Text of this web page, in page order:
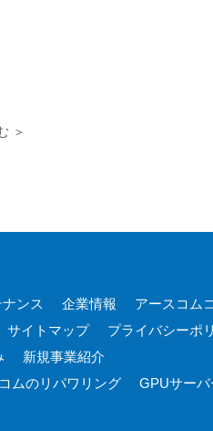
＞
ナンス 企業情報
アースコム
サイトマップ
プライバシーポ
新規事業紹介
ムのリパワリング GPUサーバ